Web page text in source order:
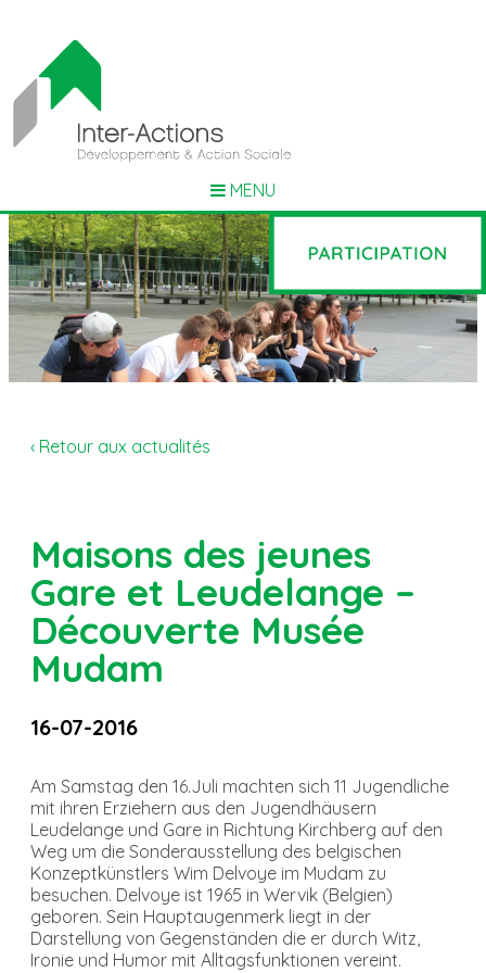
MENU
‹ Retour aux actualités
Maisons des jeunes
Gare et Leudelange –
Découverte Musée
Mudam
16-07-2016
Am Samstag den 16.Juli machten sich 11 Jugendliche
mit ihren Erziehern aus den Jugendhäusern
Leudelange und Gare in Richtung Kirchberg auf den
Weg um die Sonderausstellung des belgischen
Konzeptkünstlers Wim Delvoye im Mudam zu
besuchen. Delvoye ist 1965 in Wervik (Belgien)
geboren. Sein Hauptaugenmerk liegt in der
Darstellung von Gegenständen die er durch Witz,
Ironie und Humor mit Alltagsfunktionen vereint.